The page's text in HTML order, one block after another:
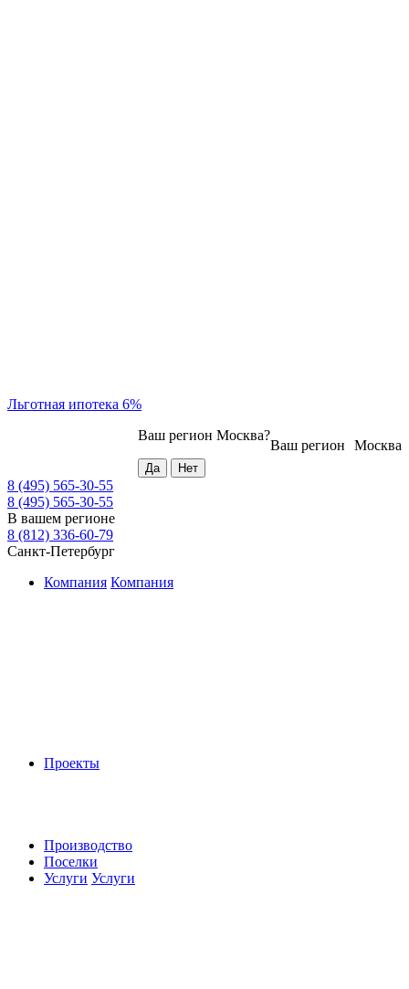
Льготная ипотека 6%
Москва
Ваш регион
Ваш регион Москва?
8 (495) 565-30-55
8 (495) 565-30-55
В вашем регионе
8 (812) 336-60-79
Санкт-Петербург
Компания Компания
Проекты
Производство
Поселки
Услуги Услуги